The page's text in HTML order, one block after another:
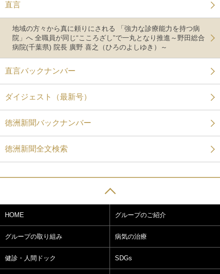
直言
地域の方々から真に頼りにされる 「強力な診療能力を持つ病
院」へ 全職員が同じ“こころざし”で一丸となり推進～野田総合
病院(千葉県) 院長 廣野 喜之（ひろのよしゆき）～
直言バックナンバー
ダイジェスト（最新号）
徳洲新聞バックナンバー
徳洲新聞全文検索
HOME グループのご紹介
グループの取り組み 病気の治療
健診・人間ドック SDGs